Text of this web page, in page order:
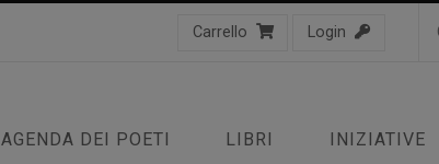
Carrello Login
AGENDA DEI POETI LIBRI INIZIATIVE